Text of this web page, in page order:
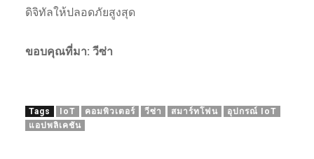
ดิจิทัลให้ปลอดภัยสูงสุด
ขอบคุณที่มา: วีซ่า
Tags IoT คอมพิวเตอร์ วีซ่า สมาร์ทโฟน
อุปกรณ์ IoT
แอปพลิเคชัน